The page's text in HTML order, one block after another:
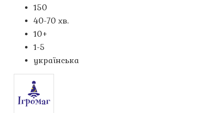
150
40-70 хв.
10+
1-5
українська